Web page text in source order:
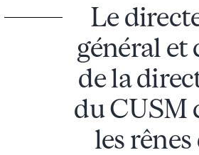
Le
général et
de la
du CUSM
les rênes